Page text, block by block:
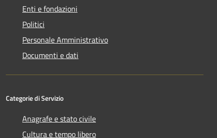
Enti e fondazioni
Politici
Personale Amministrativo
Documenti e dati
Categorie di Servizio
Anagrafe e stato civile
Cultura e tempo libero